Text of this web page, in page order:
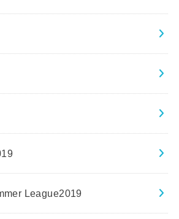
League2019